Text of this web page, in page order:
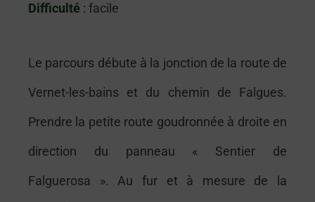
Difficulté : facile
Le parcours débute à la jonction de la route de
Vernet-les-bains et du chemin de Falgues.
Prendre la petite route goudronnée à droite en
direction du panneau « Sentier de
Falguerosa ». Au fur et à mesure de la